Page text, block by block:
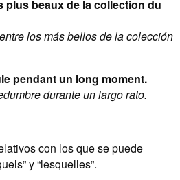
plus beaux de la collection du
los más bellos de la colección
pendant un long moment.
durante un largo rato.
con los que se puede
y “lesquelles”.